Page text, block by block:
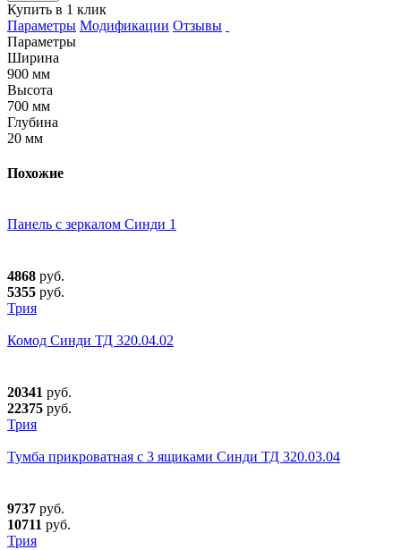
Купить в 1 клик
Параметры Модификации Отзывы
Параметры
Ширина
900 мм
Высота
700 мм
Глубина
20 мм
Похожие
Панель с зеркалом Синди 1
4868 руб.
5355 руб.
Трия
Комод Синди ТД 320.04.02
20341 руб.
22375 руб.
Трия
Тумба прикроватная с 3 ящиками Синди ТД 320.03.04
9737 руб.
10711 руб.
Трия